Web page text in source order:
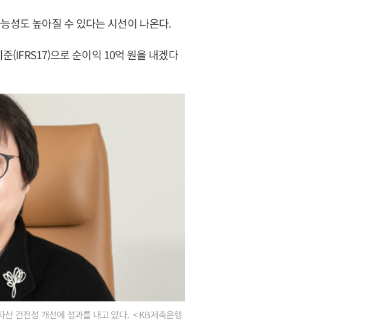
성도 높아질 수 있다는 시선이 나온다.
(IFRS17)으로 순이익 10억 원을 내겠다
건전성 개선에 성과를 내고 있다. < KB저축은행